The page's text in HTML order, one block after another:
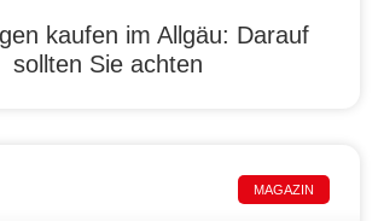
kaufen im Allgäu: Darauf
sollten Sie achten
MAGAZIN